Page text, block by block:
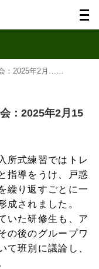
：2025年2月……
：2025年2月15
所式練習ではトレ
指導をうけ、戸惑
繰り返すごとに一
成されました。
いた研修生も、ア
の後のグループワ
て班別に議論し、